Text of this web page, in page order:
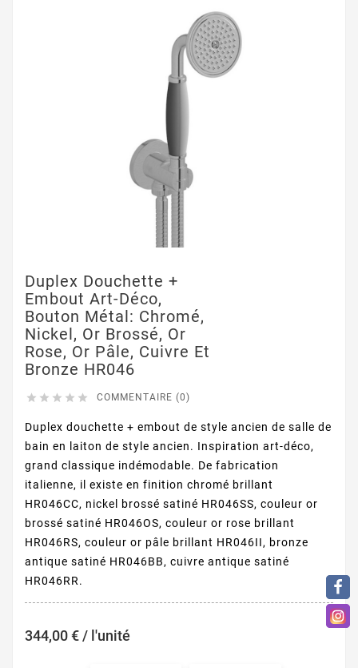
Duplex Douchette +
Embout Art-Déco,
Bouton Métal: Chromé,
Nickel, Or Brossé, Or
Rose, Or Pâle, Cuivre Et
Bronze HR046
     COMMENTAIRE (0)
Duplex douchette + embout de style ancien de salle de
bain en laiton de style ancien. Inspiration art-déco,
grand classique indémodable. De fabrication
italienne, il existe en finition chromé brillant
HR046CC, nickel brossé satiné HR046SS, couleur or
brossé satiné HR046OS, couleur or rose brillant
HR046RS, couleur or pâle brillant HR046II, bronze
antique satiné HR046BB, cuivre antique satiné
HR046RR.
344,00 € / l'unité